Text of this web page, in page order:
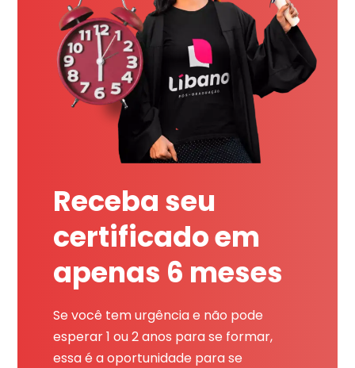
Receba seu
certificado em
apenas 6 meses
Se você tem urgência e não pode
esperar 1 ou 2 anos para se formar,
essa é a oportunidade para se